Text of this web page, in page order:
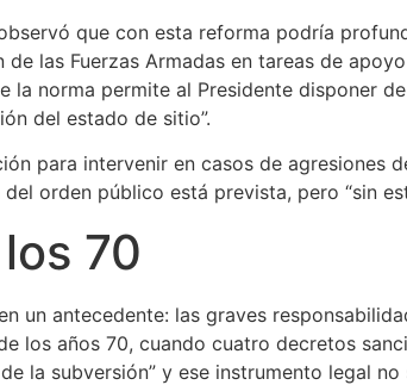
que con esta reforma podría
las Fuerzas Armadas en tareas de
norma permite al Presidente disponer
del estado de sitio”.
para intervenir en casos de agresiones
orden público está prevista, pero “sin
70
un antecedente: las graves
los años 70, cuando cuatro decretos
la subversión” y ese instrumento legal